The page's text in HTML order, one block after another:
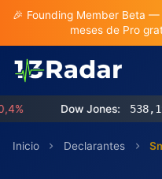
🎉 Founding Member Beta
meses de Pro
Dow Jones: 538,19 -
Inicio Declarantes